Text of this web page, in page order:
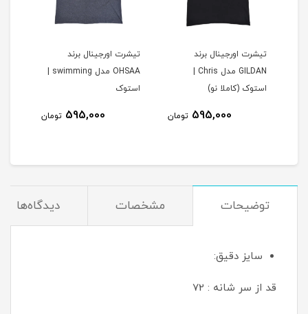
تیشرت اورجینال برند
استوک (کاملا نو)
595,000 تومان
تیشرت اورجینال برند
استوک
595,000 تومان
توضیحات مشخصات دیدگاه‌ها
سایز دقیق:
قد از سر شانه : 72